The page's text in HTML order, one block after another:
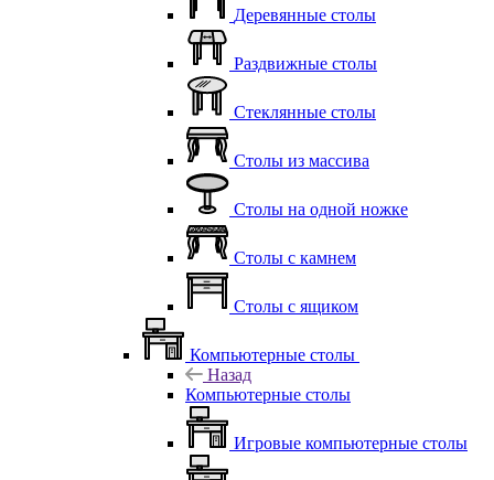
Деревянные столы
Раздвижные столы
Стеклянные столы
Столы из массива
Столы на одной ножке
Столы с камнем
Столы с ящиком
Компьютерные столы
Назад
Компьютерные столы
Игровые компьютерные столы